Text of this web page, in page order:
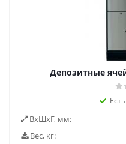
Депозитные
ВxШxГ, мм:
Вес, кг: